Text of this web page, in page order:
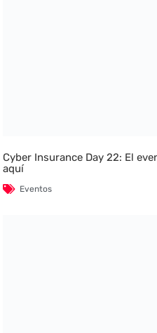
Cyber Insurance Day 22: El
aquí
Eventos